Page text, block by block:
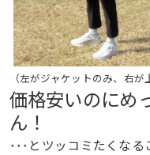
（左がジャケットのみ、右が
価格安いのにめ
ん！
･･･とツッコミたくな